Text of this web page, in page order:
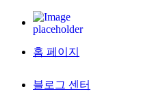
홈 페이지
블로그 센터